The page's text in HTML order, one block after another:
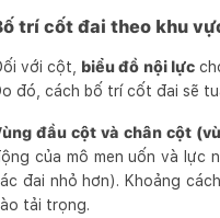
trí cốt đai theo khu
với cột, biểu đồ nội lực
đó, cách bố trí cốt đai sẽ
đầu cột và chân cột
của mô men uốn và lực
đai nhỏ hơn). Khoảng
tải trọng.